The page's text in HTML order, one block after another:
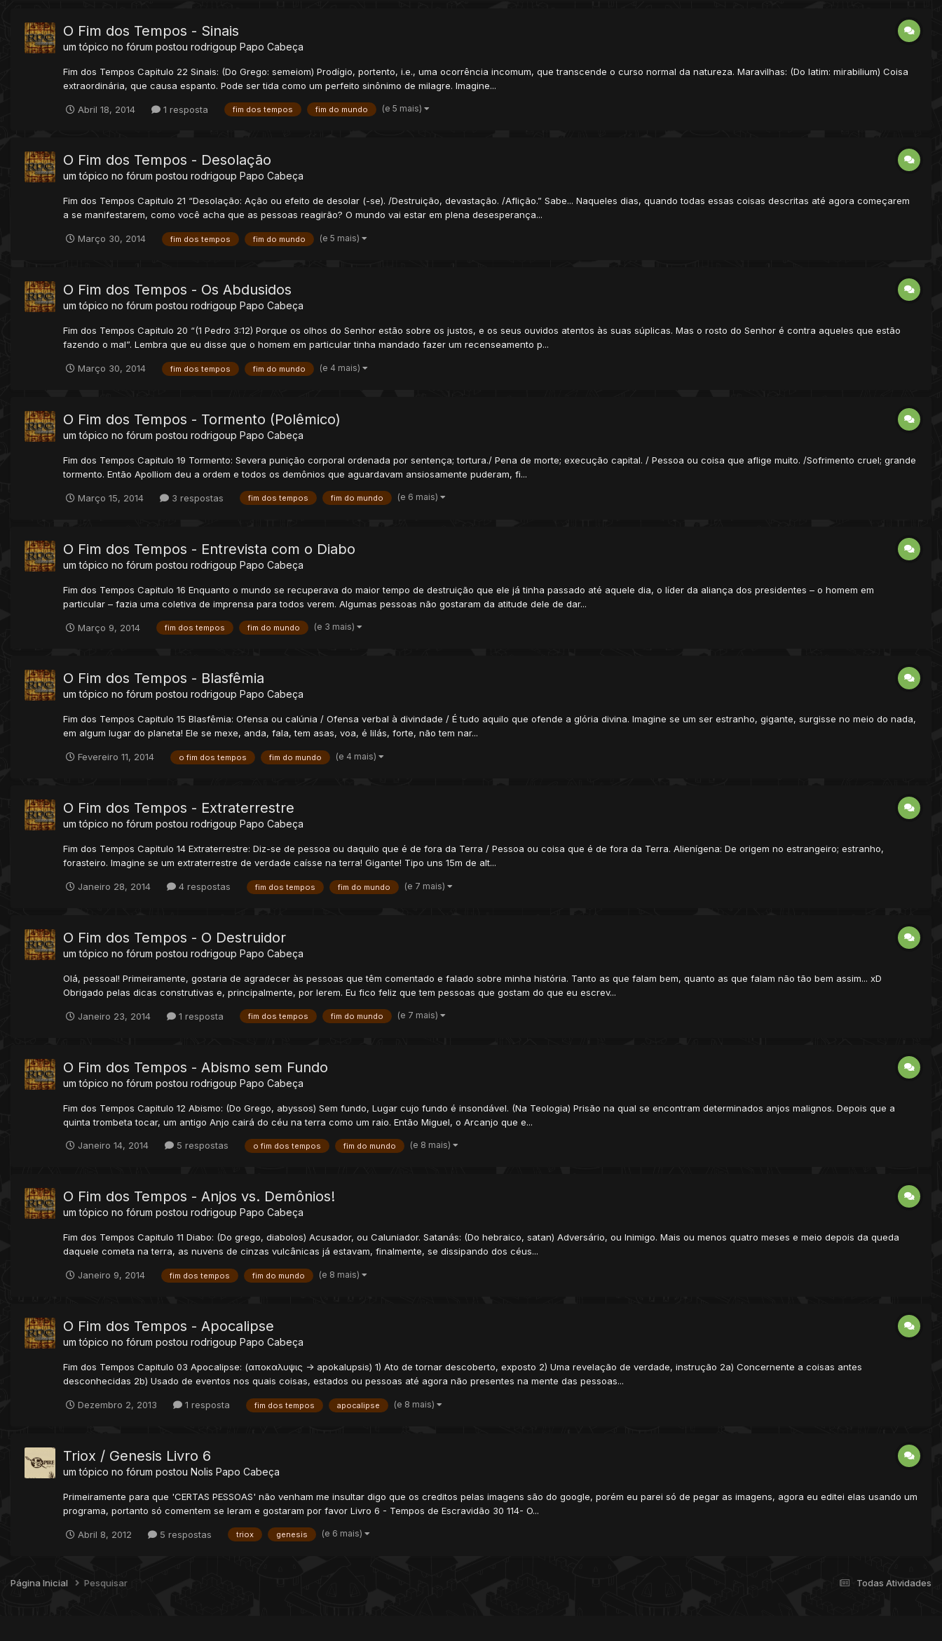
O Fim dos Tempos - Sinais
um tópico no fórum postou rodrigoup Papo Cabeça
Fim dos Tempos Capitulo 22 Sinais: (Do Grego: semeiom) Prodígio, portento, i.e., uma ocorrência incomum, que transcende o curso normal da natureza. Maravilhas: (Do latim: mirabilium) Coisa
extraordinária, que causa espanto. Pode ser tida como um perfeito sinônimo de milagre. Imagine...
Abril 18, 2014 1 resposta fim dos tempos fim do mundo (e 5 mais)
O Fim dos Tempos - Desolação
um tópico no fórum postou rodrigoup Papo Cabeça
Fim dos Tempos Capitulo 21 “Desolação: Ação ou efeito de desolar (-se). /Destruição, devastação. /Aflição.” Sabe... Naqueles dias, quando todas essas coisas descritas até agora começarem
a se manifestarem, como você acha que as pessoas reagirão? O mundo vai estar em plena desesperança...
Março 30, 2014 fim dos tempos fim do mundo (e 5 mais)
O Fim dos Tempos - Os Abdusidos
um tópico no fórum postou rodrigoup Papo Cabeça
Fim dos Tempos Capitulo 20 “(1 Pedro 3:12) Porque os olhos do Senhor estão sobre os justos, e os seus ouvidos atentos às suas súplicas. Mas o rosto do Senhor é contra aqueles que estão
fazendo o mal”. Lembra que eu disse que o homem em particular tinha mandado fazer um recenseamento p...
Março 30, 2014 fim dos tempos fim do mundo (e 4 mais)
O Fim dos Tempos - Tormento (Polêmico)
um tópico no fórum postou rodrigoup Papo Cabeça
Fim dos Tempos Capitulo 19 Tormento: Severa punição corporal ordenada por sentença; tortura./ Pena de morte; execução capital. / Pessoa ou coisa que aflige muito. /Sofrimento cruel; grande
tormento. Então Apolliom deu a ordem e todos os demônios que aguardavam ansiosamente puderam, fi...
Março 15, 2014 3 respostas fim dos tempos fim do mundo (e 6 mais)
O Fim dos Tempos - Entrevista com o Diabo
um tópico no fórum postou rodrigoup Papo Cabeça
Fim dos Tempos Capitulo 16 Enquanto o mundo se recuperava do maior tempo de destruição que ele já tinha passado até aquele dia, o líder da aliança dos presidentes – o homem em
particular – fazia uma coletiva de imprensa para todos verem. Algumas pessoas não gostaram da atitude dele de dar...
Março 9, 2014 fim dos tempos fim do mundo (e 3 mais)
O Fim dos Tempos - Blasfêmia
um tópico no fórum postou rodrigoup Papo Cabeça
Fim dos Tempos Capitulo 15 Blasfêmia: Ofensa ou calúnia / Ofensa verbal à divindade / É tudo aquilo que ofende a glória divina. Imagine se um ser estranho, gigante, surgisse no meio do nada,
em algum lugar do planeta! Ele se mexe, anda, fala, tem asas, voa, é lilás, forte, não tem nar...
Fevereiro 11, 2014 o fim dos tempos fim do mundo (e 4 mais)
O Fim dos Tempos - Extraterrestre
um tópico no fórum postou rodrigoup Papo Cabeça
Fim dos Tempos Capitulo 14 Extraterrestre: Diz-se de pessoa ou daquilo que é de fora da Terra / Pessoa ou coisa que é de fora da Terra. Alienígena: De origem no estrangeiro; estranho,
forasteiro. Imagine se um extraterrestre de verdade caísse na terra! Gigante! Tipo uns 15m de alt...
Janeiro 28, 2014 4 respostas fim dos tempos fim do mundo (e 7 mais)
O Fim dos Tempos - O Destruidor
um tópico no fórum postou rodrigoup Papo Cabeça
Olá, pessoal! Primeiramente, gostaria de agradecer às pessoas que têm comentado e falado sobre minha história. Tanto as que falam bem, quanto as que falam não tão bem assim... xD
Obrigado pelas dicas construtivas e, principalmente, por lerem. Eu fico feliz que tem pessoas que gostam do que eu escrev...
Janeiro 23, 2014 1 resposta fim dos tempos fim do mundo (e 7 mais)
O Fim dos Tempos - Abismo sem Fundo
um tópico no fórum postou rodrigoup Papo Cabeça
Fim dos Tempos Capitulo 12 Abismo: (Do Grego, abyssos) Sem fundo, Lugar cujo fundo é insondável. (Na Teologia) Prisão na qual se encontram determinados anjos malignos. Depois que a
quinta trombeta tocar, um antigo Anjo cairá do céu na terra como um raio. Então Miguel, o Arcanjo que e...
Janeiro 14, 2014 5 respostas o fim dos tempos fim do mundo (e 8 mais)
O Fim dos Tempos - Anjos vs. Demônios!
um tópico no fórum postou rodrigoup Papo Cabeça
Fim dos Tempos Capitulo 11 Diabo: (Do grego, diabolos) Acusador, ou Caluniador. Satanás: (Do hebraico, satan) Adversário, ou Inimigo. Mais ou menos quatro meses e meio depois da queda
daquele cometa na terra, as nuvens de cinzas vulcânicas já estavam, finalmente, se dissipando dos céus...
Janeiro 9, 2014 fim dos tempos fim do mundo (e 8 mais)
O Fim dos Tempos - Apocalipse
um tópico no fórum postou rodrigoup Papo Cabeça
Fim dos Tempos Capitulo 03 Apocalipse: (αποκαλυψις -> apokalupsis) 1) Ato de tornar descoberto, exposto 2) Uma revelação de verdade, instrução 2a) Concernente a coisas antes
desconhecidas 2b) Usado de eventos nos quais coisas, estados ou pessoas até agora não presentes na mente das pessoas...
Dezembro 2, 2013 1 resposta fim dos tempos apocalipse (e 8 mais)
Triox / Genesis Livro 6
um tópico no fórum postou Nolis Papo Cabeça
Primeiramente para que 'CERTAS PESSOAS' não venham me insultar digo que os creditos pelas imagens são do google, porém eu parei só de pegar as imagens, agora eu editei elas usando um
programa, portanto só comentem se leram e gostaram por favor Livro 6 - Tempos de Escravidão 30 114- O...
Abril 8, 2012 5 respostas triox genesis (e 6 mais)
Todas Atividades
Página Inicial Pesquisar